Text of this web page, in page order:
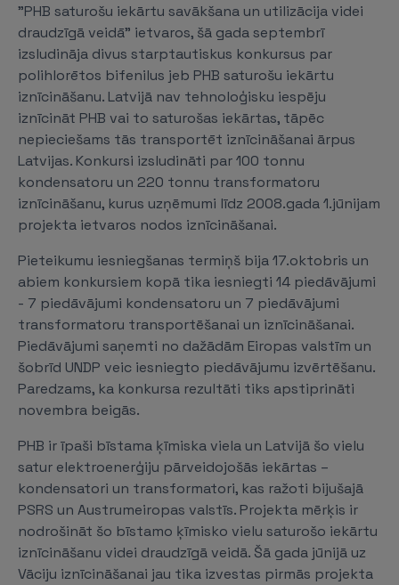
"PHB saturošu iekārtu savākšana un utilizācija videi
draudzīgā veidā" ietvaros, šā gada septembrī
izsludināja divus starptautiskus konkursus par
polihlorētos bifenilus jeb PHB saturošu iekārtu
iznīcināšanu. Latvijā nav tehnoloģisku iespēju
iznīcināt PHB vai to saturošas iekārtas, tāpēc
nepieciešams tās transportēt iznīcināšanai ārpus
Latvijas. Konkursi izsludināti par 100 tonnu
kondensatoru un 220 tonnu transformatoru
iznīcināšanu, kurus uzņēmumi līdz 2008.gada 1.jūnijam
projekta ietvaros nodos iznīcināšanai.
Pieteikumu iesniegšanas termiņš bija 17.oktobris un
abiem konkursiem kopā tika iesniegti 14 piedāvājumi
- 7 piedāvājumi kondensatoru un 7 piedāvājumi
transformatoru transportēšanai un iznīcināšanai.
Piedāvājumi saņemti no dažādām Eiropas valstīm un
šobrīd UNDP veic iesniegto piedāvājumu izvērtēšanu.
Paredzams, ka konkursa rezultāti tiks apstiprināti
novembra beigās.
PHB ir īpaši bīstama ķīmiska viela un Latvijā šo vielu
satur elektroenerģiju pārveidojošās iekārtas –
kondensatori un transformatori, kas ražoti bijušajā
PSRS un Austrumeiropas valstīs. Projekta mērķis ir
nodrošināt šo bīstamo ķīmisko vielu saturošo iekārtu
iznīcināšanu videi draudzīgā veidā. Šā gada jūnijā uz
Vāciju iznīcināšanai jau tika izvestas pirmās projekta